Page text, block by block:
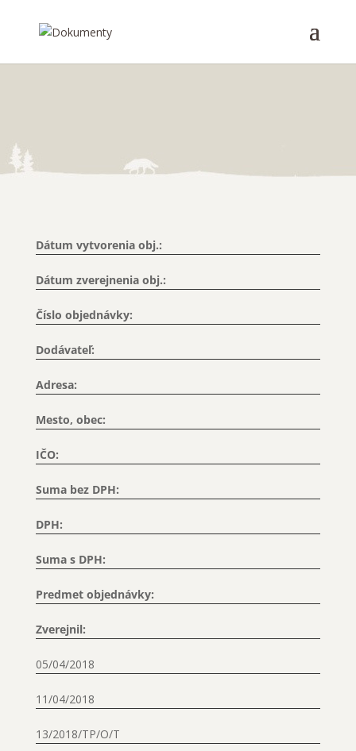
Dátum vytvorenia obj.:
Dátum zverejnenia obj.:
Číslo objednávky:
Dodávateľ:
Adresa:
Mesto, obec:
IČO:
Suma bez DPH:
DPH:
Suma s DPH:
Predmet objednávky:
Zverejnil:
05/04/2018
11/04/2018
13/2018/TP/O/T